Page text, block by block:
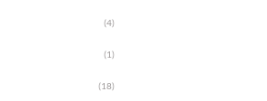
(4)
(1)
(18)